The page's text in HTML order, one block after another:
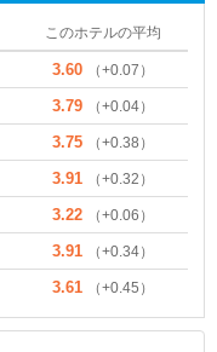
このホテルの平均
3.60 （+0.07）
3.79 （+0.04）
3.75 （+0.38）
3.91 （+0.32）
3.22 （+0.06）
3.91 （+0.34）
3.61 （+0.45）